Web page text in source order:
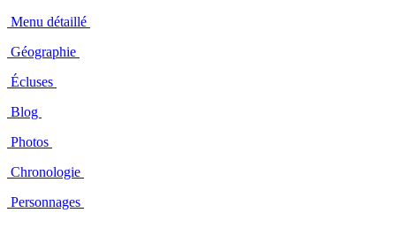
Menu détaillé
Géographie
Écluses
Blog
Photos
Chronologie
Personnages